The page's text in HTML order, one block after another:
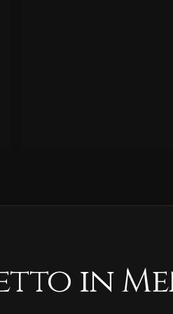
in